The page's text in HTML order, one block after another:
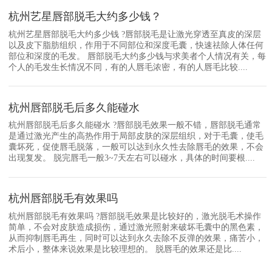
杭州艺星唇部脱毛大约多少钱？
杭州艺星唇部脱毛大约多少钱 ?唇部脱毛是让激光穿透至真皮的深层
以及皮下脂肪组织，作用于不同部位和深度毛囊，快速祛除人体任何
部位和深度的毛发。 唇部脱毛大约多少钱与求美者个人情况有关，每
个人的毛发生长情况不同，有的人唇毛浓密，有的人唇毛比较....
杭州唇部脱毛后多久能碰水
杭州唇部脱毛后多久能碰水 ?唇部脱毛效果一般不错，唇部脱毛通常
是通过激光产生的高热作用于局部皮肤的深层组织，对于毛囊，使毛
囊坏死，促使唇毛脱落，一般可以达到永久性去除唇毛的效果，不会
出现复发。 脱完唇毛一般3~7天左右可以碰水，具体的时间要根....
杭州唇部脱毛有效果吗
杭州唇部脱毛有效果吗 ?唇部脱毛效果是比较好的，激光脱毛术操作
简单，不会对皮肤造成损伤，通过激光照射来破坏毛囊中的黑色素，
从而抑制唇毛再生，同时可以达到永久去除不反弹的效果，痛苦小，
术后小，整体来说效果是比较理想的。 脱唇毛的效果还是比....